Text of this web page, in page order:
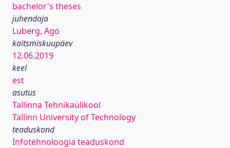
bachelor's theses
juhendaja
Luberg, Ago
kaitsmiskuupäev
12.06.2019
keel
est
asutus
Tallinna Tehnikaülikool
Tallinn University of Technology
teaduskond
Infotehnoloogia teaduskond